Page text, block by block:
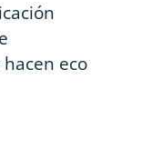
eco